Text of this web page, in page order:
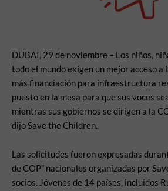
DUBAI, 29 de noviembre – Los niños,
todo el mundo exigen un mejor acceso a
más financiación para infraestructura
puesto en la mesa para que sus voces
mientras sus gobiernos se dirigen a la
dijo Save the Children.
Las solicitudes fueron expresadas
de COP” nacionales organizadas por
socios. Jóvenes de 14 países, incluidos